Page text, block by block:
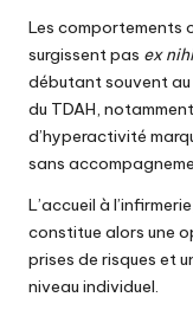
Les comportements
surgissent pas ex
débutant souvent au
du TDAH,
d’hyperactivité
sans
L’accueil à
constitue alors une
prises de risques et
niveau individuel.